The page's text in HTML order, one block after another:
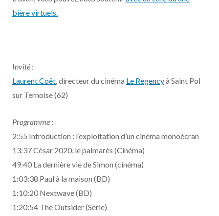
bière virtuels.
Invité :
Laurent Coët, directeur du cinéma Le Regencyà Saint Pol
sur Ternoise (62)
Programme :
2:55 Introduction : l’exploitation d’un cinéma monoécran
13:37 César 2020, le palmarès (Cinéma)
49:40 La dernière vie de Simon (cinéma)
1:03:38 Paul à la maison (BD)
1:10:20 Nextwave (BD)
1:20:54 The Outsider (Série)